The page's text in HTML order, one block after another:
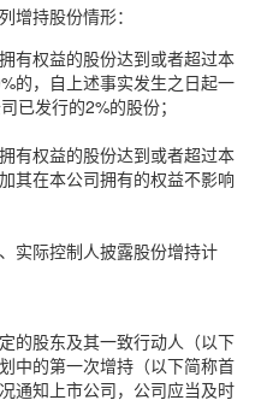
增持股份情形：
有权益的股份达到或者超过本
的，自上述事实发生之日起一
已发行的2%的股份；
有权益的股份达到或者超过本
其在本公司拥有的权益不影响
实际控制人披露股份增持计
的股东及其一致行动人（以下
中的第一次增持（以下简称首
通知上市公司，公司应当及时